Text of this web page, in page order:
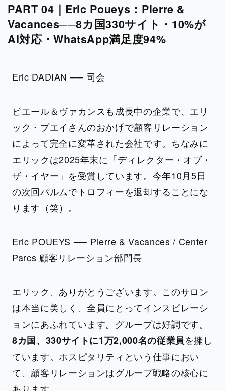
PART 04｜Eric Poueys：Pierre &
Vacances──8カ国330サイト・10%が
AI対応・WhatsApp満足度94%
Eric DADIAN ── 司会
ピエール＆ヴァカンスも成長中の企業で、エリ
ック・プエイさんのおかげで顧客リレーション
によって完全に変革された会社です。ちなみに
エリックは2025年末に「ディレクター・オブ・
ザ・イヤー」を受賞しています。今年10月5日
の次回パルムでトロフィーを返却することにな
ります（笑）。
Eric POUEYS ── Pierre & Vacances / Center
Parcs 顧客リレーション部門長
エリック、ありがとうございます。このサロン
は本当に美しく、全員にとってインスピレーシ
ョンにあふれています。グループは好調です。
8カ国、330サイトに1万2,000名の従業員を擁し
ています。ホスピタリティという仕事におい
て、顧客リレーションはグループ戦略の核心に